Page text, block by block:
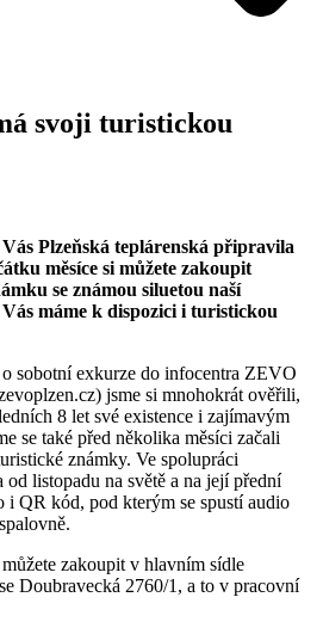
svoji turistickou
Plzeňská teplárenská připravila
měsíce si můžete zakoupit
se známou siluetou naší
máme k dispozici i turistickou
sobotní exkurze do infocentra ZEVO
jsme si mnohokrát ověřili,
8 let své existence i zajímavým
se také před několika měsíci začali
známky. Ve spolupráci
listopadu na světě a na její přední
i QR kód, pod kterým se spustí audio
zakoupit v hlavním sídle
Doubravecká 2760/1, a to v pracovní